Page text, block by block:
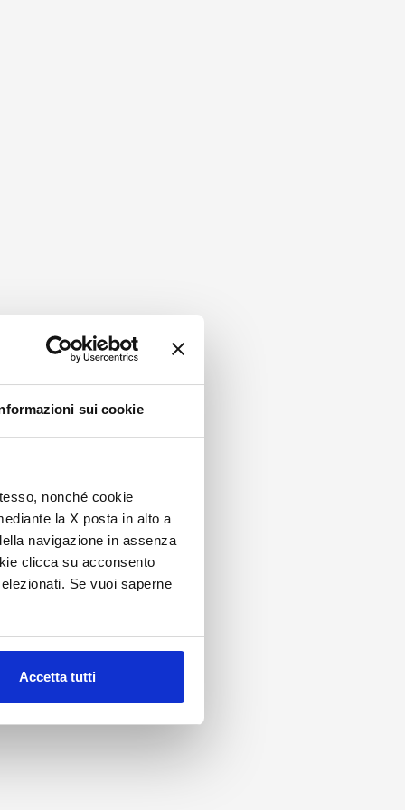
sui cookie
nonché cookie
la X posta in alto a
navigazione in assenza
clicca su acconsento
Se vuoi saperne
Accetta tutti